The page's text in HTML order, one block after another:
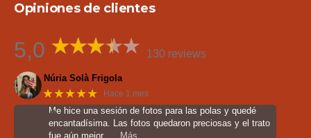
Opiniones de clientes
5,0 130 reviews
Núria Solà Frigola
★★★★★ Hace 1 mes
Me hice una sesión de fotos para las polas y quedé
encantadísima. Las fotos quedaron preciosas y el trato
fue aún mejor.
… Más